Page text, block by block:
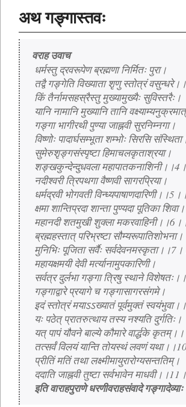
अथ गङ्गास्तवः
वराह उवाच
धर्मस्तु द्रवरूपेण ब्रह्मणा निर्मितः पुरा।
तद्वै गङ्गेति विख्याता शृणु स्तोत्रं
किं तैर्नामसहस्रैस्तु मुख्यामुख्यैः सुविस्तरैः।
यानि नामानि मुख्यानि तानि
गङ्गा भागीरथी पुण्या जाह्नवी सुरनिम्नगा।
विष्णोः पादार्घसम्भूता शम्भोः सिरसि
सुमेरुशृङ्गसंस्पृष्टा हिमाचलकृताश्रया।
शङ्खकुन्देन्दुधवला
नदीश्वरी त्रिपथगा वैष्णवी सागरप्रिया।
धर्मद्रवी भोगवती
क्षमा शान्तिप्रदा शान्ता पुण्यदा पूतिका शिवा।
महानदी शतमुखी शुक्ला
ब्रह्महस्तात् परिभ्रष्टा सौम्यरूपातिशोभना।
मुनिभिः पूजिता सर्वैः
महायक्षमयी देवी मर्त्यानामुपकारिणी।
सर्वत्र दुर्लभा गङ्गा त्रिषु स्थाने
गङ्गाद्वारे प्रयागे च गङ्गासागरसंगमे।
इदं स्तोत्रं मयाऽऽख्यातं पूर्वमुक्तं
यः पठेत् प्रातरुत्थाय तस्य नश्यति दुर्गतिः।
यत् पापं यौवने बाल्ये कौमारे वार्द्धके कृतम्।।
तत्सर्वं विलयं यान्ति तोयस्थं लवणं
प्रीतिं मतिं तथा लक्ष्मीमायुरारोग्यसन्ततिम्।
ददाति जाह्नवी तुष्टा सर्वभावेन
इति वाराहपुराणे धरणीवराहसंवादे